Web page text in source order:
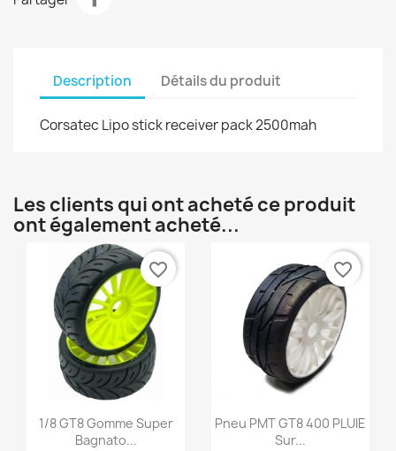
Description Détails du produit
Corsatec Lipo stick receiver pack 2500mah
Les clients qui ont acheté ce produit
ont également acheté...
Aperçu rapide
1/8 GT8 Gomme Super
Bagnato...
favorite_border
Aperçu rapide
Pneu PMT GT8 400 PLUIE
Sur...
favorite_border